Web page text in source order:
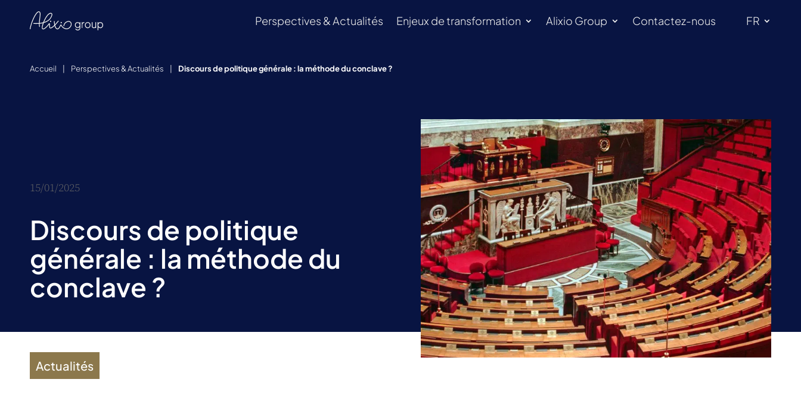
Perspectives & Actualités Enjeux de transformation Alixio Group Contactez-nous FR
Accueil Perspectives & Actualités Discours de politique générale : la méthode du conclave ?
15/01/2025
Discours de politique
générale : la méthode du
conclave ?
Actualités